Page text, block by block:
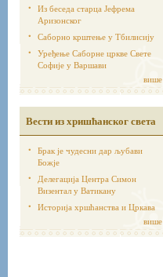
Из беседа старца Јефрема
Аризонског
Саборно крштење у Тбилисију
Уређење Саборне цркве Свете
Софије у Варшави
више
Вести из хришћанског света
Брак је чудесни дар љубави
Божје
Делегација Центра Симон
Визентал у Ватикану
Историја хршћанства и Цркава
више